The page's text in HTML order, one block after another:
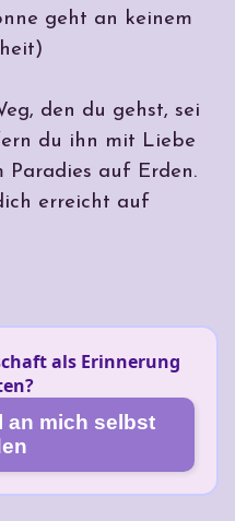
geht an keinem
den du gehst, sei
du ihn mit Liebe
auf Erden.
erreicht auf
als Erinnerung
an mich selbst